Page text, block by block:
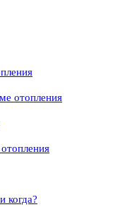
отопления
когда?